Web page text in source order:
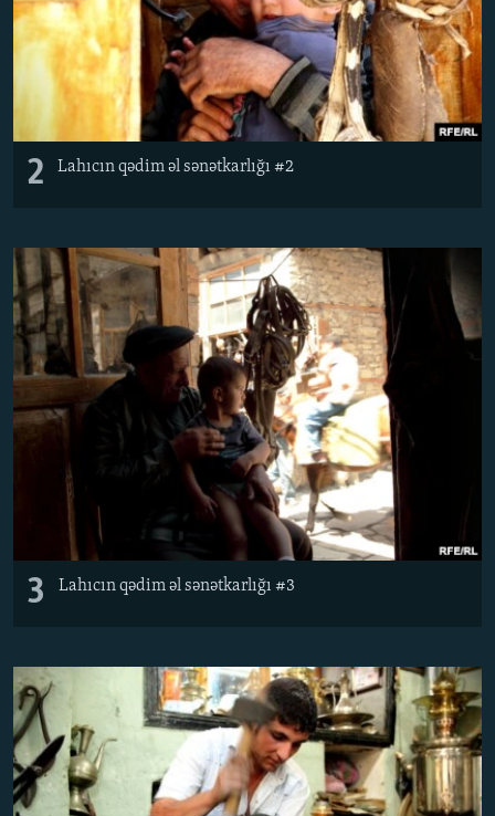
2 Lahıcın qədim əl sənətkarlığı #2
3 Lahıcın qədim əl sənətkarlığı #3